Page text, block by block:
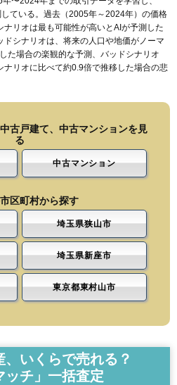
ている。過去（2005年～2024年）の価格
リオは最も可能性が高いとAIが予測した
シナリオは、将来の人口や地価がノーマ
た場合の楽観的な予測、バッドシナリオ
リオに比べて約0.9倍で推移した場合の悲
古戸建て、中古マンションを見
る
中古マンション
区町村から探す
埼玉県狭山市
埼玉県新座市
東京都東村山市
いくらで売れる？
ッチ」一括査定